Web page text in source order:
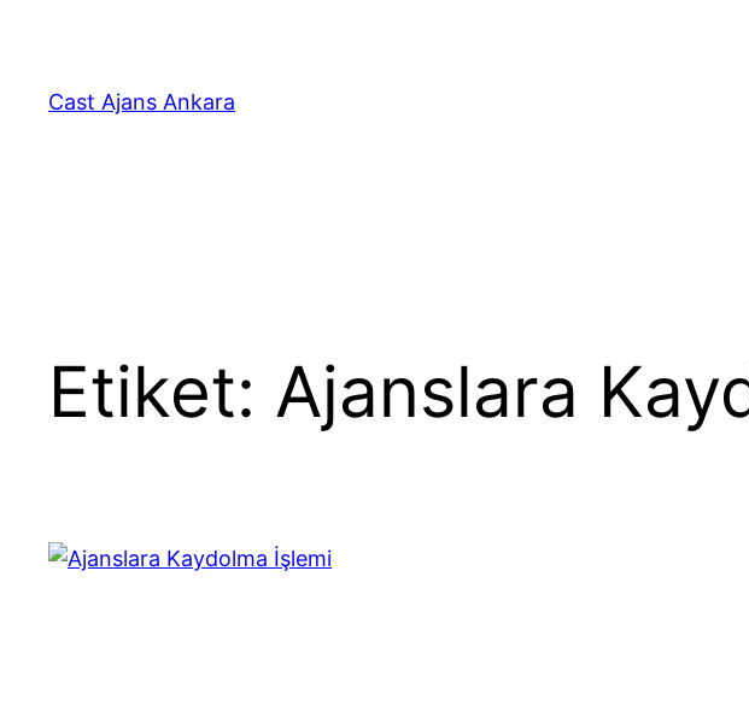
Cast Ajans Ankara
Etiket: Ajanslara